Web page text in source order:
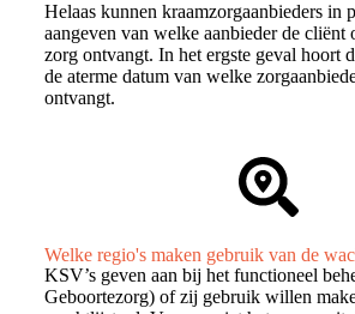
Helaas kunnen kraamzorgaanbieders in
aangeven van welke aanbieder de cliënt
zorg ontvangt. In het ergste geval hoort
de aterme datum van welke
ontvangt.
Welke regio's maken gebruik van de
KSV’s geven aan bij het functioneel
Geboortezorg) of zij gebruik willen